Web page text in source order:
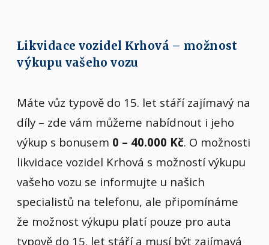
Likvidace vozidel Krhová – možnost
výkupu vašeho vozu
Máte vůz typově do 15. let stáří zajímavý na
díly – zde vám můžeme nabídnout i jeho
výkup s bonusem 0 – 40.000 Kč. O možnosti
likvidace vozidel Krhová s možností výkupu
vašeho vozu se informujte u našich
specialistů na telefonu, ale připomínáme
že možnost výkupu platí pouze pro auta
typově do 15. let stáří a musí být zajímavá